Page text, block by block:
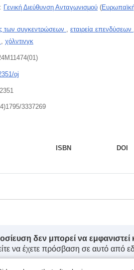
Γενική Διεύθυνση Ανταγωνισμού (
των συγκεντρώσεων , εταιρεία επενδύσεων
, χόλντινγκ
oj
3337269
ISBN DOI
δεν μπορεί να
να έχετε πρόσβαση σε αυτό από